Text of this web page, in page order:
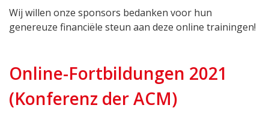
Wij willen onze sponsors bedanken voor hun
genereuze financiële steun aan deze online trainingen!
Online-Fortbildungen 2021
(Konferenz der ACM)